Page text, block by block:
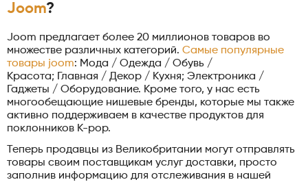
Joom?
Joom предлагает более 20 миллионов товаров во
множестве различных категорий. Самые популярные
товары joom: Мода / Одежда / Обувь /
Красота; Главная / Декор / Кухня; Электроника /
Гаджеты / Оборудование. Кроме того, у нас есть
многообещающие нишевые бренды, которые мы также
активно поддерживаем в качестве продуктов для
поклонников K-pop.
Теперь продавцы из Великобритании могут отправлять
товары своим поставщикам услуг доставки, просто
заполнив информацию для отслеживания в нашей